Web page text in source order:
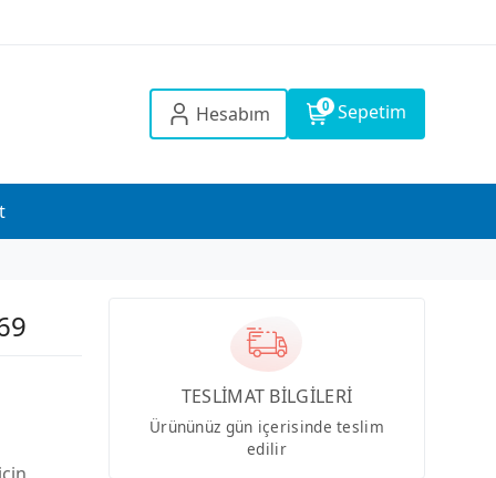
Hesabım 0 Sepetim
TESLİMAT BİLGİLERİ
Ürününüz gün içerisinde teslim
edilir